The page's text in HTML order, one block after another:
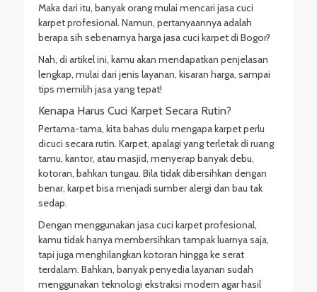
Maka dari itu, banyak orang mulai mencari jasa cuci
karpet profesional. Namun, pertanyaannya adalah
berapa sih sebenarnya harga jasa cuci karpet di Bogor?
Nah, di artikel ini, kamu akan mendapatkan penjelasan
lengkap, mulai dari jenis layanan, kisaran harga, sampai
tips memilih jasa yang tepat!
Kenapa Harus Cuci Karpet Secara Rutin?
Pertama-tama, kita bahas dulu mengapa karpet perlu
dicuci secara rutin. Karpet, apalagi yang terletak di ruang
tamu, kantor, atau masjid, menyerap banyak debu,
kotoran, bahkan tungau. Bila tidak dibersihkan dengan
benar, karpet bisa menjadi sumber alergi dan bau tak
sedap.
Dengan menggunakan jasa cuci karpet profesional,
kamu tidak hanya membersihkan tampak luarnya saja,
tapi juga menghilangkan kotoran hingga ke serat
terdalam. Bahkan, banyak penyedia layanan sudah
menggunakan teknologi ekstraksi modern agar hasil